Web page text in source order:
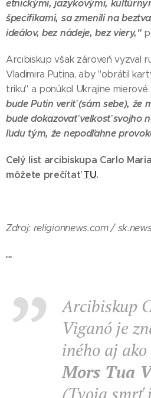
etnickými, jazykovými,
špecifikami, sa zmenili na
ideálov, bez nádeje, bez viery,"
Arcibiskup však zároveň vyzval
Vladimira Putina, aby "obrátil
triku" a ponúkol Ukrajine mierové
bude Putin veriť (sám sebe), že
bude dokazovať veľkosť svojho
ľudu tým, že nepodľahne
Celý list arcibiskupa Carlo
môžete prečítaťTU.
Zdroj: religionnews.com /
...
Arcibiskup
Viganó je
iného aj
Mors Tua
(Tvoja smrť